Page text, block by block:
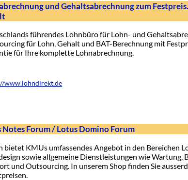
und Gehaltsabrechnung zum
führendes Lohnbüro für Lohn- und
für Lohn, Gehalt und BAT-Berechnung mit
für Ihre komplette Lohnabrechnung.
www.lohndirekt.de
Notes Forum / Lotus Domino Forum
bietet KMUs umfassendes Angebot in den Bereichen
sowie allgemeine Dienstleistungen wie Wartung,
und Outsourcing. In unserem Shop finden Sie